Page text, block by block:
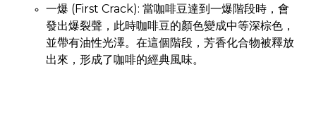
一爆 (First Crack): 當咖啡豆達到一爆階段時，會
發出爆裂聲，此時咖啡豆的顏色變成中等深棕色，
並帶有油性光澤。在這個階段，芳香化合物被釋放
出來，形成了咖啡的經典風味。